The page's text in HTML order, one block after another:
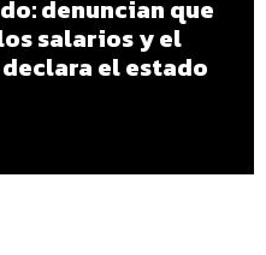
denuncian que
salarios y el
el estado